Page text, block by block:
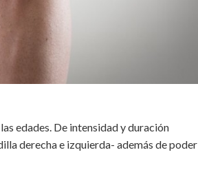
edades. De intensidad y duración
derecha e izquierda- además de poder